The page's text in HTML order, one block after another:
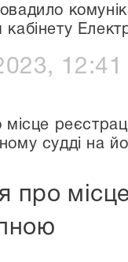
12:41
місце
судді на
про